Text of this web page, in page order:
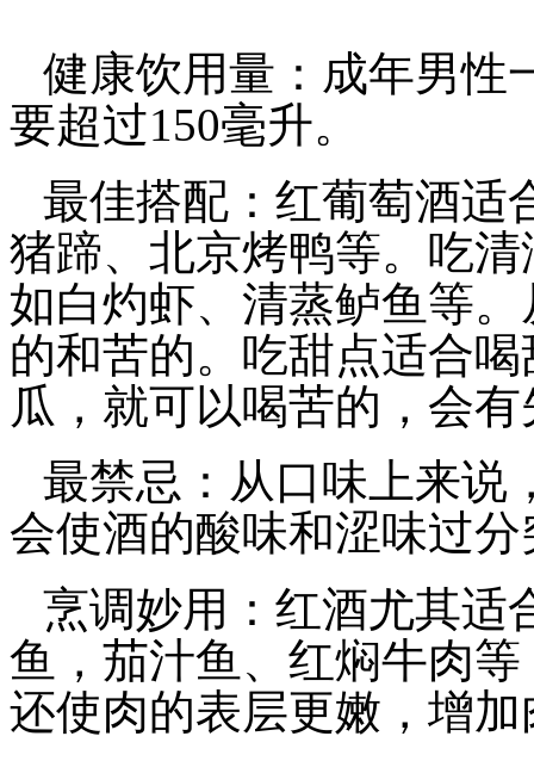
健康饮用量：成年男性
要超过150毫升。
最佳搭配：红葡萄酒适
猪蹄、北京烤鸭等。吃
如白灼虾、清蒸鲈鱼等
的和苦的。吃甜点适合
瓜，就可以喝苦的，会
最禁忌：从口味上来说
会使酒的酸味和涩味过分
烹调妙用：红酒尤其适
鱼，茄汁鱼、红焖牛肉
还使肉的表层更嫩，增加